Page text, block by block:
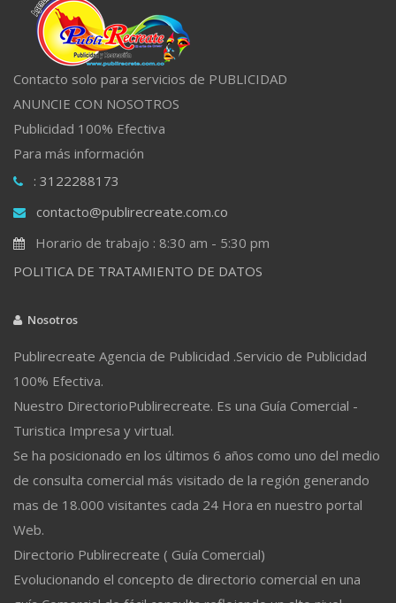
Contacto solo para servicios de PUBLICIDAD
ANUNCIE CON NOSOTROS
Publicidad 100% Efectiva
Para más información
: 3122288173
contacto@publirecreate.com.co
Horario de trabajo : 8:30 am - 5:30 pm
POLITICA DE TRATAMIENTO DE DATOS
Nosotros
Publirecreate Agencia de Publicidad .Servicio de Publicidad
100% Efectiva.
Nuestro DirectorioPublirecreate. Es una Guía Comercial -
Turistica Impresa y virtual.
Se ha posicionado en los últimos 6 años como uno del medio
de consulta comercial más visitado de la región generando
mas de 18.000 visitantes cada 24 Hora en nuestro portal
Web.
Directorio Publirecreate ( Guía Comercial)
Evolucionando el concepto de directorio comercial en una